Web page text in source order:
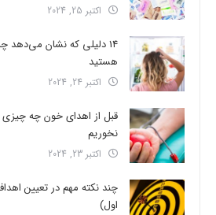
اکتبر 25, 2024
14 دلیلی که نشان می‌دهد
هستید
اکتبر 24, 2024
قبل از اهدای خون چه
نخوریم
اکتبر 23, 2024
چند نکته مهم در تعیین
اول)